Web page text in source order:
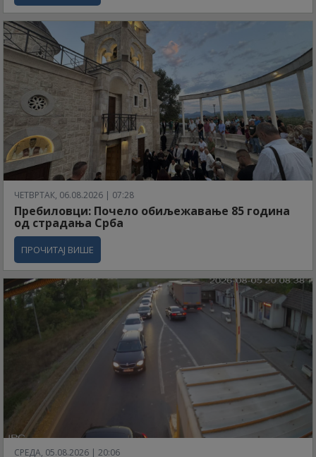
ЧЕТВРТАК, 06.08.2026 | 07:28
Пребиловци: Почело обиљежавање 85 година
од страдања Срба
ПРОЧИТАЈ ВИШЕ
СРЕДА, 05.08.2026 | 20:06